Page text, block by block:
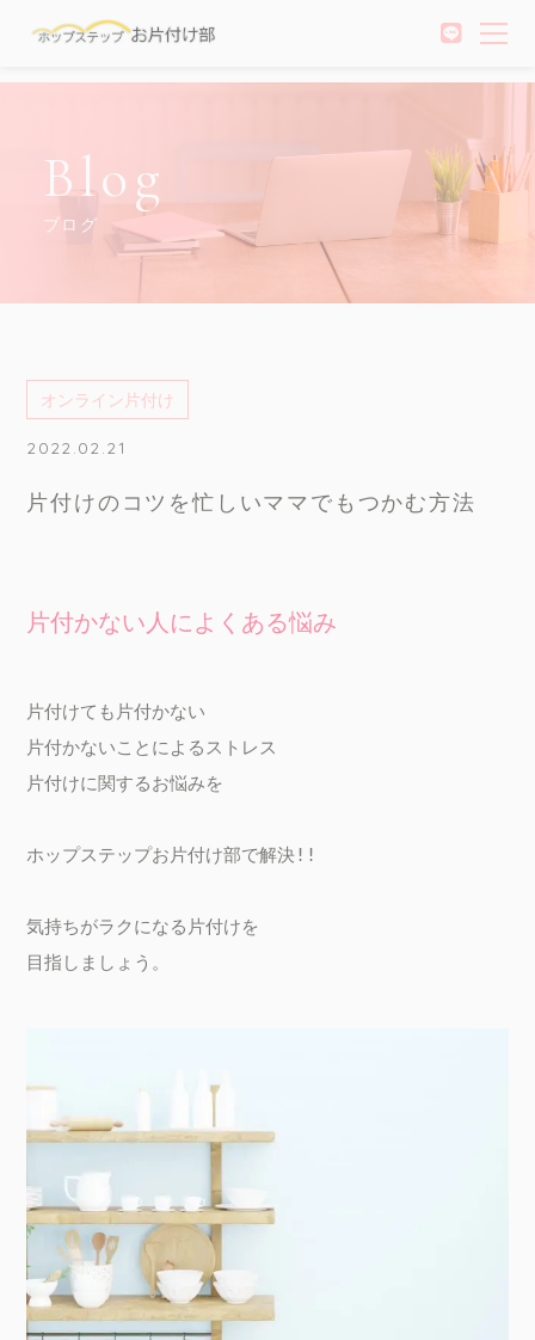
Blog
ブログ
オンライン片付け
2022.02.21
片付けのコツを忙しいママでもつかむ方法
片付かない人によくある悩み
片付けても片付かない
片付かないことによるストレス
片付けに関するお悩みを
ホップステップお片付け部で解決!!
気持ちがラクになる片付けを